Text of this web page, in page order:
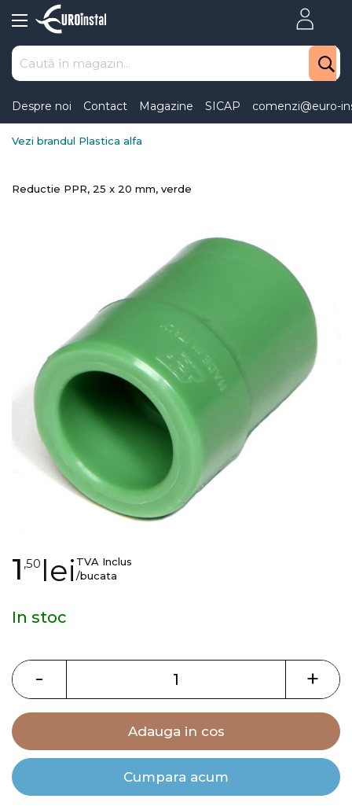
to
Content
Despre noi Contact Magazine SICAP comenzi@euro-
Vezi brandul Plastica alfa
Reductie PPR, 25 x 20 mm, verde
gallery
Skip
beginning
images
gallery
1 ,50 leiTVA Inclus
/bucata
In stoc
- +
Adauga in cos
Cumpara acum